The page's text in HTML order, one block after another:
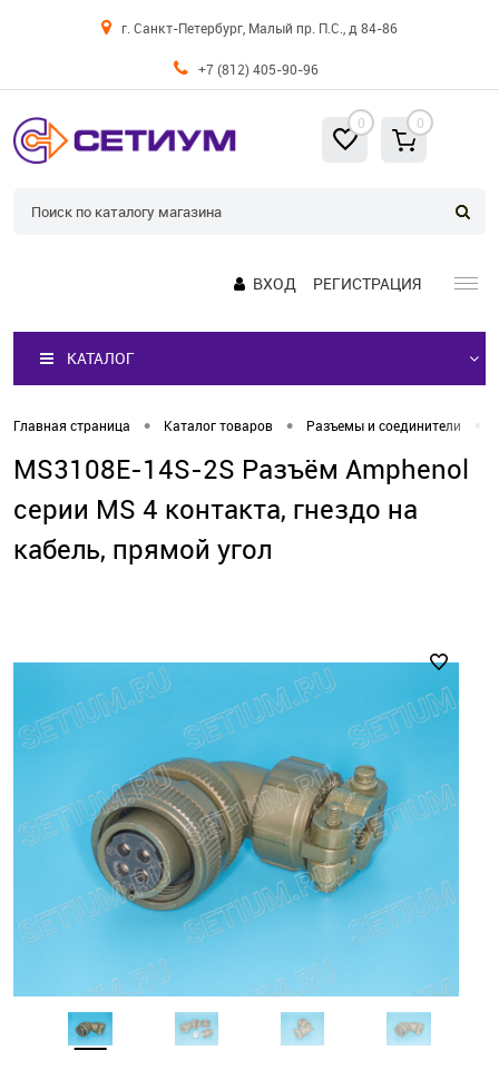
г. Санкт-Петербург, Малый пр. П.С., д 84-86
+7 (812) 405-90-96
0 0
ВХОД РЕГИСТРАЦИЯ
КАТАЛОГ
Главная страница • Каталог товаров • Разъемы и соединители
MS3108E-14S-2S Разъём Amphenol
серии MS 4 контакта, гнездо на
кабель, прямой угол